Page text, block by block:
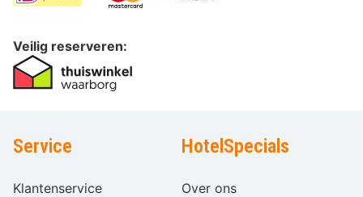
Veilig reserveren:
Service
Klantenservice
HotelSpecials
Over ons